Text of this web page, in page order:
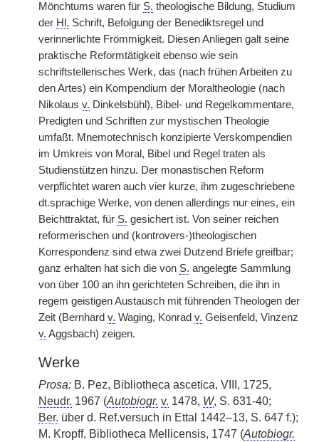
Mönchtums waren für S. theologische Bildung, Studium
der Hl. Schrift, Befolgung der Benediktsregel und
verinnerlichte Frömmigkeit. Diesen Anliegen galt seine
praktische Reformtätigkeit ebenso wie sein
schriftstellerisches Werk, das (nach frühen Arbeiten zu
den Artes) ein Kompendium der Moraltheologie (nach
Nikolaus v. Dinkelsbühl), Bibel- und Regelkommentare,
Predigten und Schriften zur mystischen Theologie
umfaßt. Mnemotechnisch konzipierte Verskompendien
im Umkreis von Moral, Bibel und Regel traten als
Studienstützen hinzu. Der monastischen Reform
verpflichtet waren auch vier kurze, ihm zugeschriebene
dt.sprachige Werke, von denen allerdings nur eines, ein
Beichttraktat, für S. gesichert ist. Von seiner reichen
reformerischen und (kontrovers-)theologischen
Korrespondenz sind etwa zwei Dutzend Briefe greifbar;
ganz erhalten hat sich die von S. angelegte Sammlung
von über 100 an ihn gerichteten Schreiben, die ihn in
regem geistigen Austausch mit führenden Theologen der
Zeit (Bernhard v. Waging, Konrad v. Geisenfeld, Vinzenz
v. Aggsbach) zeigen.
Werke
Prosa: B. Pez, Bibliotheca ascetica, VIII, 1725,
Neudr. 1967 (Autobiogr. v. 1478, W, S. 631-40;
Ber. über d. Ref.versuch in Ettal 1442–13, S. 647 f.);
M. Kropff, Bibliotheca Mellicensis, 1747 (Autobiogr.